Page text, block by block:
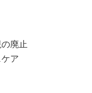
廃止
ア